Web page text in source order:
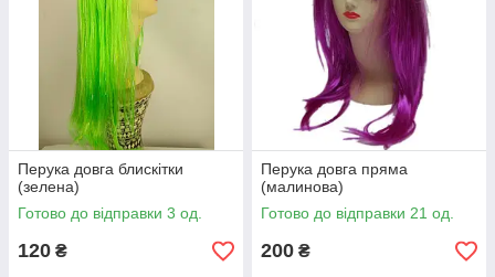
Перука довга блискітки
(зелена)
Готово до відправки 3 од.
120 ₴
Перука довга пряма
(малинова)
Готово до відправки 21 од.
200 ₴